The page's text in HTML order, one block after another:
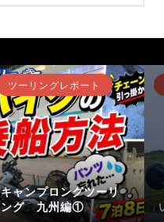
ツーリングレポート
キャンプロングツーリ
ング 九州編①